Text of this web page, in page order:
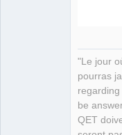
"Le jour
pourras
be
QET